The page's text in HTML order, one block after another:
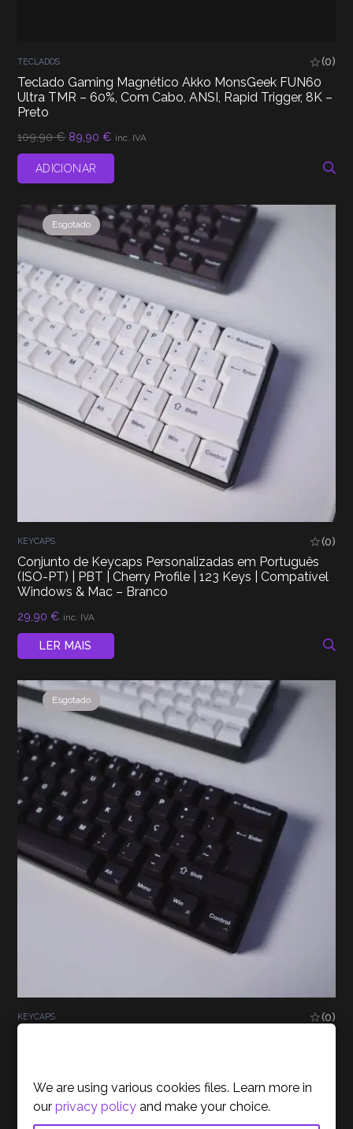
TECLADOS (0)
Teclado Gaming Magnético Akko MonsGeek FUN60
Ultra TMR – 60%, Com Cabo, ANSI, Rapid Trigger, 8K –
Preto
109,90€ O
original
era:
89,90€ O
inc. IVA
ADICIONAR
Esgotado
KEYCAPS (0)
Conjunto de Keycaps Personalizadas em Português
(ISO-PT) | PBT | Cherry Profile | 123 Keys | Compatível
Windows & Mac – Branco
29,90€ inc. IVA
LER MAIS
Esgotado
KEYCAPS (0)
29,90€ inc. IVA
LER MAIS
We are using various cookies files. Learn more in
ourprivacy policy and make your choice.